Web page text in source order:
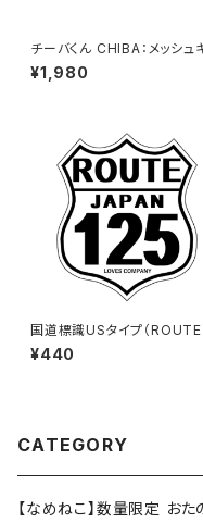
チーバくん CHIBA：メッシュ
ップ（ブラック）
¥1,980
国道標識USタイプ（ROUTE
テッカー 125号線（ホワイト）
¥440
CATEGORY
【なめねこ】数量限定 お